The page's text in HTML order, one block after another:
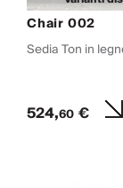
Chair 002
Sedia Ton in
524,60€